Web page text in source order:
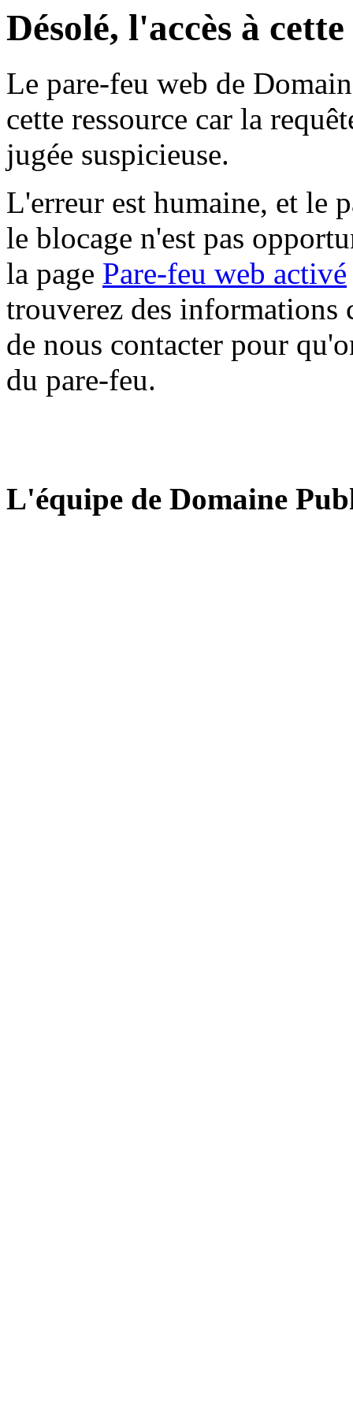
Désolé, l'accès à
Le pare-feu web de
cette ressource car la
jugée suspicieuse.
L'erreur est humaine, et le
le blocage n'est pas
la page Pare-feu web activé
trouverez des informations
de nous contacter pour
du pare-feu.
L'équipe de Domaine